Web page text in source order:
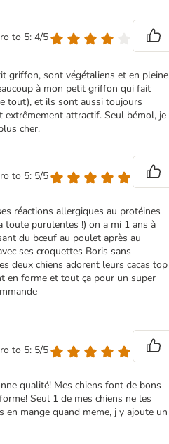
to 5: 4/5
griffon, sont végétaliens et en pleine
à mon petit griffon qui fait
tout), et ils sont aussi toujours
attractif. Seul bémol, je
cher.
to 5: 5/5
réactions allergiques au protéines
toute purulentes !) on a mi 1 ans à
du bœuf au poulet après au
ses croquettes Boris sans
deux chiens adorent leurs cacas top
en forme et tout ça pour un super
to 5: 5/5
qualité! Mes chiens font de bons
Seul 1 de mes chiens ne les
en mange quand meme, j y ajoute un